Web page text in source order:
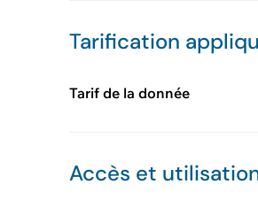
Tarification
Tarif de la donnée
Accès et